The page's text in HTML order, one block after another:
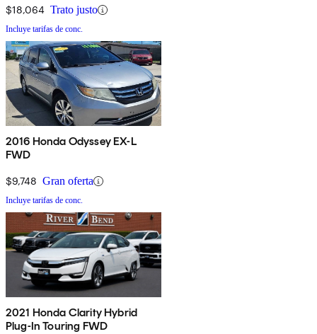
$18,064 Trato justo
Incluye tarifas de conc.
2016 Honda Odyssey EX-L
FWD
$9,748 Gran oferta
Incluye tarifas de conc.
2021 Honda Clarity Hybrid
Plug-In Touring FWD